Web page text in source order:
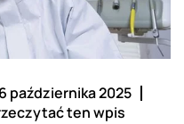
października 2025
ten wpis